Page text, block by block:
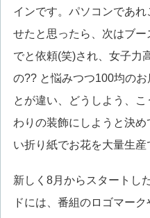
インです。パソコンであ
せたと思ったら、次はブ
でと依頼(笑)され、女子力
の?? と悩みつつ100均の
とが違い、どうしよう、
わりの装飾にしようと決
い折り紙でお花を大量生産
新しく8月からスタートし
ドには、番組のロゴマー